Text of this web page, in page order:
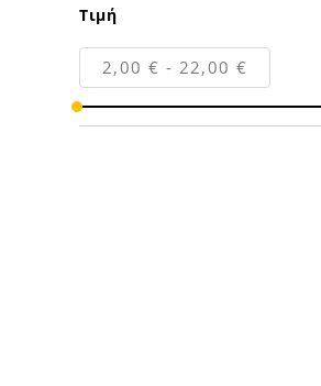
Τιμή
2,00 € - 22,00 €